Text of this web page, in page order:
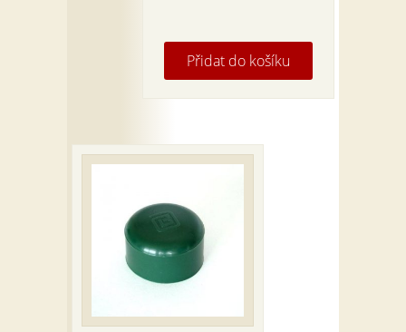
Přidat do košíku